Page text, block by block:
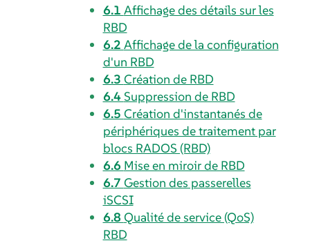
6.1 Affichage des détails sur les
RBD
6.2 Affichage de la configuration
d'un RBD
6.3 Création de RBD
6.4Suppression de RBD
6.5 Création d'instantanés de
périphériques de traitement par
blocs RADOS (RBD)
6.6 Mise en miroir de RBD
6.7 Gestion des passerelles
iSCSI
6.8 Qualité de service (QoS)
RBD